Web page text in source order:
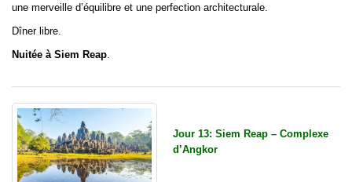
une merveille d’équilibre et une perfection architecturale.
Dîner libre.
Nuitée à Siem Reap
Jour 13: Siem Reap – Complexe
d’Angkor